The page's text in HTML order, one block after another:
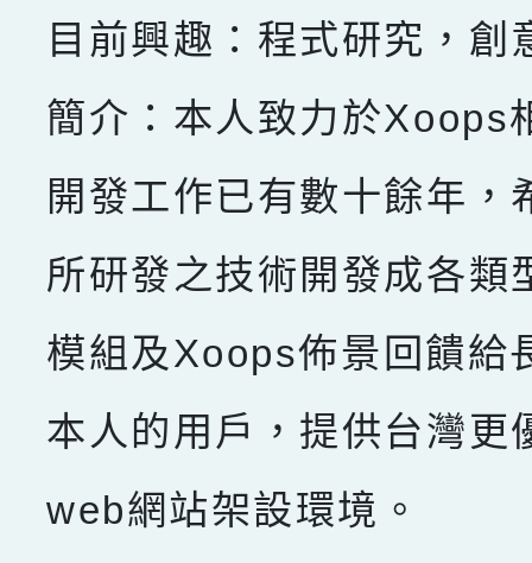
目前興趣：程式研究，創
簡介：本人致力於Xoops
開發工作已有數十餘年，
所研發之技術開發成各類
模組及Xoops佈景回饋給
本人的用戶，提供台灣更
web網站架設環境。